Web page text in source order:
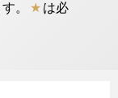
。
★ は必